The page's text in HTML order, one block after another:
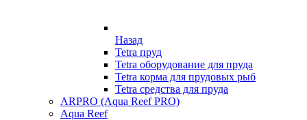
Назад
Tetra пруд
Tetra оборудование для пруда
Tetra корма для прудовых рыб
Tetra средства для пруда
ARPRO (Aqua Reef PRO)
Aqua Reef